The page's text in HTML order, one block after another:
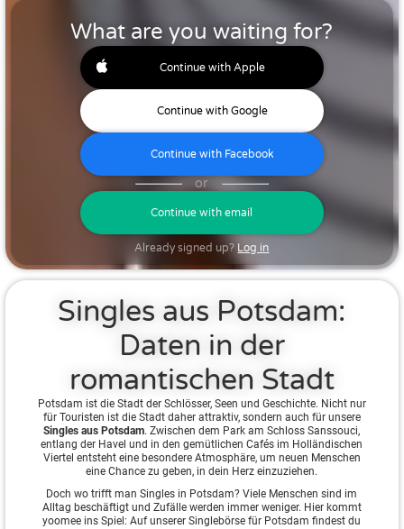
What are you waiting for?
Continue with Apple
Continue with Google
Continue with Facebook
or
Continue with email
Already signed up? Log in
Singles aus Potsdam:
Daten in der
romantischen Stadt
Potsdam ist die Stadt der Schlösser, Seen und Geschichte. Nicht nur
für Touristen ist die Stadt daher attraktiv, sondern auch für unsere
Singles aus Potsdam. Zwischen dem Park am Schloss Sanssouci,
entlang der Havel und in den gemütlichen Cafés im Holländischen
Viertel entsteht eine besondere Atmosphäre, um neuen Menschen
eine Chance zu geben, in dein Herz einzuziehen.
Doch wo trifft man Singles in Potsdam? Viele Menschen sind im
Alltag beschäftigt und Zufälle werden immer weniger. Hier kommt
yoomee ins Spiel: Auf unserer Singlebörse für Potsdam findest du